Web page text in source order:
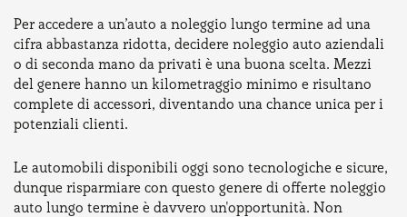
Per accedere a un’auto a noleggio lungo termine ad una
cifra abbastanza ridotta, decidere noleggio auto aziendali
o di seconda mano da privati è una buona scelta. Mezzi
del genere hanno un kilometraggio minimo e risultano
complete di accessori, diventando una chance unica per i
potenziali clienti.
Le automobili disponibili oggi sono tecnologiche e sicure,
dunque risparmiare con questo genere di offerte noleggio
auto lungo termine è davvero un'opportunità. Non